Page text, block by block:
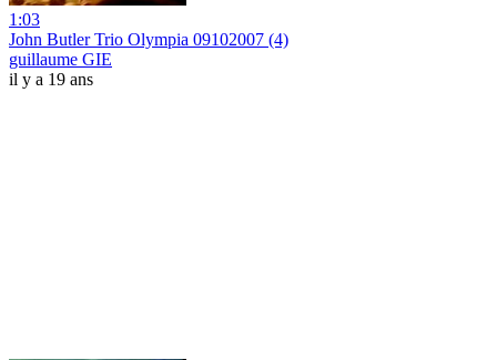
1:03
John Butler Trio Olympia 09102007 (4)
guillaume GIE
il y a 19 ans